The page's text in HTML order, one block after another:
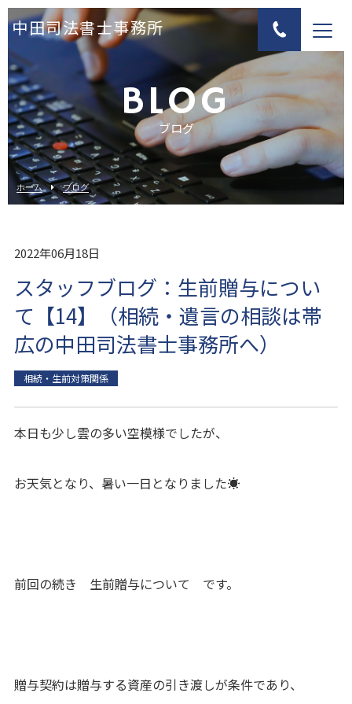
中田司法書士事務所
BLOG
ブログ
ホーム ブログ
2022年06月18日
スタッフブログ：生前贈与につい
て【14】（相続・遺言の相談は帯
広の中田司法書士事務所へ）
相続・生前対策関係
本日も少し雲の多い空模様でしたが、
お天気となり、暑い一日となりました☀
前回の続き 生前贈与について です。
贈与契約は贈与する資産の引き渡しが条件であり、